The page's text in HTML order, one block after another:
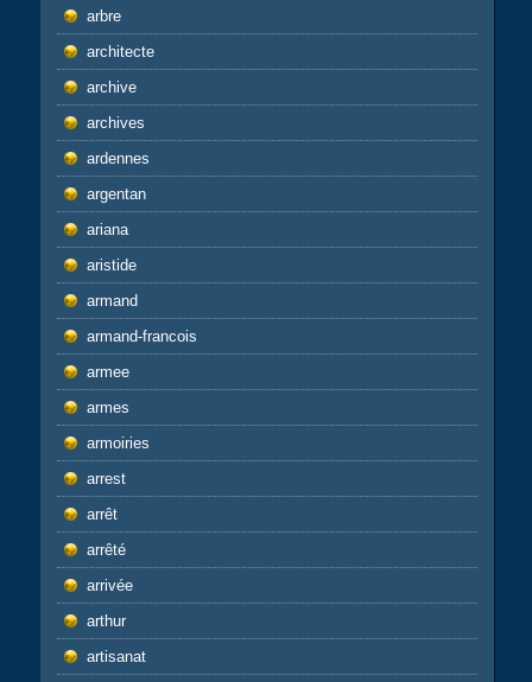
arbre
architecte
archive
archives
ardennes
argentan
ariana
aristide
armand
armand-francois
armee
armes
armoiries
arrest
arrêt
arrêté
arrivée
arthur
artisanat